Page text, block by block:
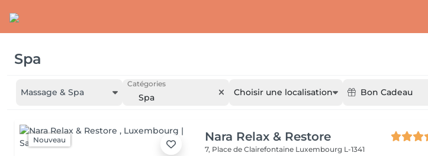
Spa
Massage & Spa
Catégories
Spa Choisir une localisation Bon Cadeau
Nouveau Nara Relax & Restore
7, Place de Clairefontaine Luxembourg L-1341